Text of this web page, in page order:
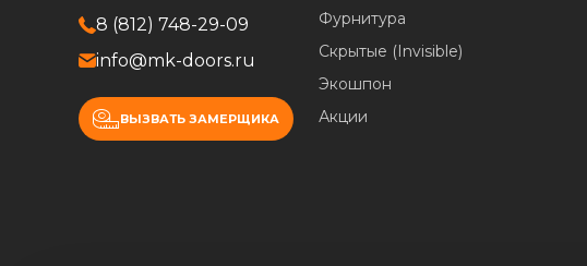
8 (812) 748-29-09
info@mk-doors.ru
ВЫЗВАТЬ ЗАМЕРЩИКА
Фурнитура
Скрытые (Invisible)
Экошпон
Акции